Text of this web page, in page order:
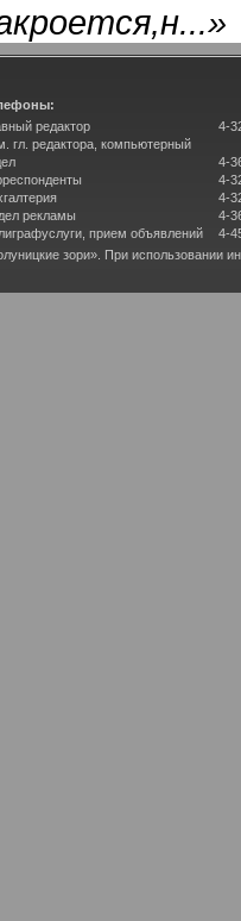
»
редактор
гл. редактора, компьютерный
рекламы
прием объявлений
4-
4-
4-
4-
4-
4-
зори». При использовании